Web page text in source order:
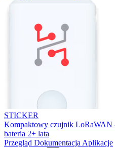
STICKER
Kompaktowy czujnik LoRaWAN
bateria 2+ lata
Przegląd Dokumentacja Aplikacje